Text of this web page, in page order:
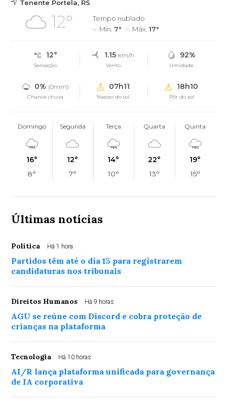
Tenente Portela, RS
12°
Tempo nublado
Mín. 7° Máx.17°
12°
Sensação
1.15 km/h
Vento
92%
Umidade
0% (0mm)
Chance chuva
07h11
Nascer do sol
18h10
Pôr do sol
Domingo
16°
8°
Segunda
12°
7°
Terça
14°
10°
Quarta
22°
13°
Quinta
19°
15°
Últimas notícias
Política Há 1 hora
Partidos têm até o dia 15 para registrarem
candidaturas nos tribunais
Direitos Humanos Há 9 horas
AGU se reúne com Discord e cobra proteção de
crianças na plataforma
Tecnologia Há 10 horas
AI/R lança plataforma unificada para governança
de IA corporativa